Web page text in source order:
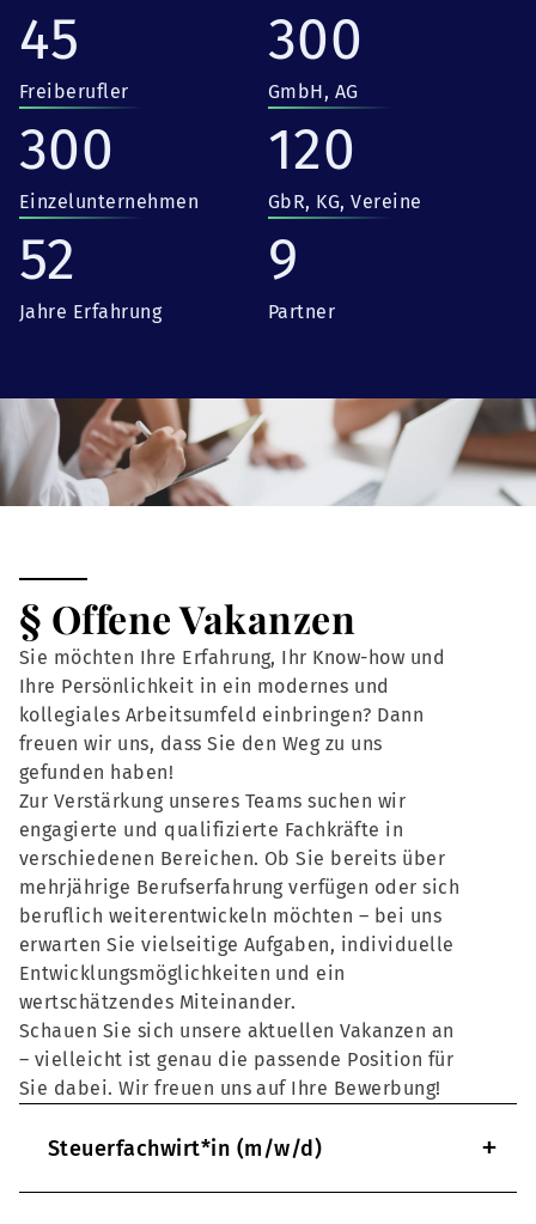
45
Freiberufler
300
GmbH, AG
300
Einzelunternehmen
120
GbR, KG, Vereine
52
Jahre Erfahrung
9
Partner
§ Offene Vakanzen
Sie möchten Ihre Erfahrung, Ihr Know-how und
Ihre Persönlichkeit in ein modernes und
kollegiales Arbeitsumfeld einbringen? Dann
freuen wir uns, dass Sie den Weg zu uns
gefunden haben!
Zur Verstärkung unseres Teams suchen wir
engagierte und qualifizierte Fachkräfte in
verschiedenen Bereichen. Ob Sie bereits über
mehrjährige Berufserfahrung verfügen oder sich
beruflich weiterentwickeln möchten – bei uns
erwarten Sie vielseitige Aufgaben, individuelle
Entwicklungsmöglichkeiten und ein
wertschätzendes Miteinander.
Schauen Sie sich unsere aktuellen Vakanzen an
– vielleicht ist genau die passende Position für
Sie dabei. Wir freuen uns auf Ihre Bewerbung!
Steuerfachwirt*in (m/w/d) +